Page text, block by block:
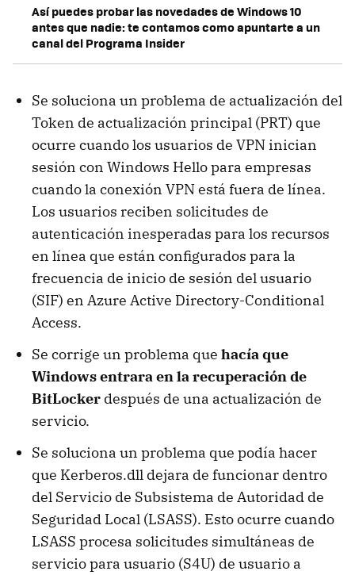
Así puedes probar las novedades de Windows 10
antes que nadie: te contamos como apuntarte a un
canal del Programa Insider
Se soluciona un problema de actualización del
Token de actualización principal (PRT) que
ocurre cuando los usuarios de VPN inician
sesión con Windows Hello para empresas
cuando la conexión VPN está fuera de línea.
Los usuarios reciben solicitudes de
autenticación inesperadas para los recursos
en línea que están configurados para la
frecuencia de inicio de sesión del usuario
(SIF) en Azure Active Directory-Conditional
Access.
Se corrige un problema que hacía que
Windows entrara en la recuperación de
BitLocker después de una actualización de
servicio.
Se soluciona un problema que podía hacer
que Kerberos.dll dejara de funcionar dentro
del Servicio de Subsistema de Autoridad de
Seguridad Local (LSASS). Esto ocurre cuando
LSASS procesa solicitudes simultáneas de
servicio para usuario (S4U) de usuario a